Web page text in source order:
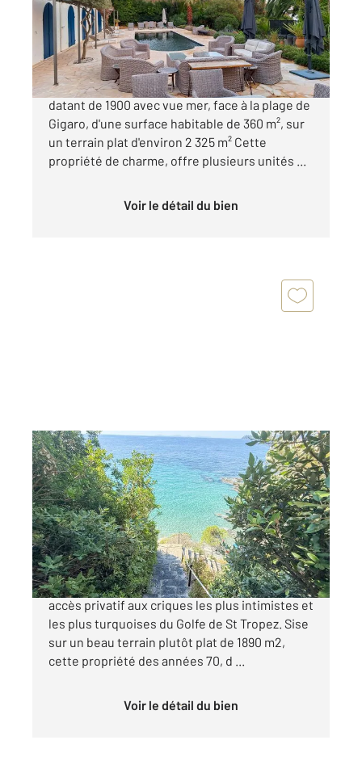
Maison à vendre
4 700 000 €
La Croix-Valmer - Gigaro Authentique bastide
datant de 1900 avec vue mer, face à la plage de
Gigaro, d'une surface habitable de 360 m², sur
un terrain plat d'environ 2 325 m² Cette
propriété de charme, offre plusieurs unités ...
Voir le détail du bien
LA CROIX VALMER 83
187 m2, 8 pièces
Ref : 4907
Maison à vendre
6 990 000 €
Rare- Gigaro- Propriété pieds dans l'eau avec
accès privatif aux criques les plus intimistes et
les plus turquoises du Golfe de St Tropez. Sise
sur un beau terrain plutôt plat de 1890 m2,
cette propriété des années 70, d ...
Voir le détail du bien